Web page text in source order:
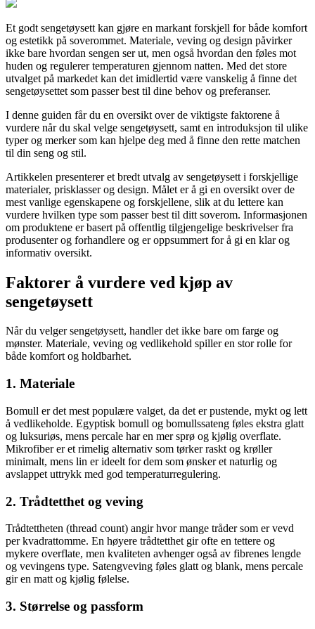
Et godt sengetøysett kan gjøre en markant forskjell for både komfort
og estetikk på soverommet. Materiale, veving og design påvirker
ikke bare hvordan sengen ser ut, men også hvordan den føles mot
huden og regulerer temperaturen gjennom natten. Med det store
utvalget på markedet kan det imidlertid være vanskelig å finne det
sengetøysettet som passer best til dine behov og preferanser.
I denne guiden får du en oversikt over de viktigste faktorene å
vurdere når du skal velge sengetøysett, samt en introduksjon til ulike
typer og merker som kan hjelpe deg med å finne den rette matchen
til din seng og stil.
Artikkelen presenterer et bredt utvalg av sengetøysett i forskjellige
materialer, prisklasser og design. Målet er å gi en oversikt over de
mest vanlige egenskapene og forskjellene, slik at du lettere kan
vurdere hvilken type som passer best til ditt soverom. Informasjonen
om produktene er basert på offentlig tilgjengelige beskrivelser fra
produsenter og forhandlere og er oppsummert for å gi en klar og
informativ oversikt.
Faktorer å vurdere ved kjøp av
sengetøysett
Når du velger sengetøysett, handler det ikke bare om farge og
mønster. Materiale, veving og vedlikehold spiller en stor rolle for
både komfort og holdbarhet.
1. Materiale
Bomull er det mest populære valget, da det er pustende, mykt og lett
å vedlikeholde. Egyptisk bomull og bomullssateng føles ekstra glatt
og luksuriøs, mens percale har en mer sprø og kjølig overflate.
Mikrofiber er et rimelig alternativ som tørker raskt og krøller
minimalt, mens lin er ideelt for dem som ønsker et naturlig og
avslappet uttrykk med god temperaturregulering.
2. Trådtetthet og veving
Trådtettheten (thread count) angir hvor mange tråder som er vevd
per kvadrattomme. En høyere trådtetthet gir ofte en tettere og
mykere overflate, men kvaliteten avhenger også av fibrenes lengde
og vevingens type. Satengveving føles glatt og blank, mens percale
gir en matt og kjølig følelse.
3. Størrelse og passform